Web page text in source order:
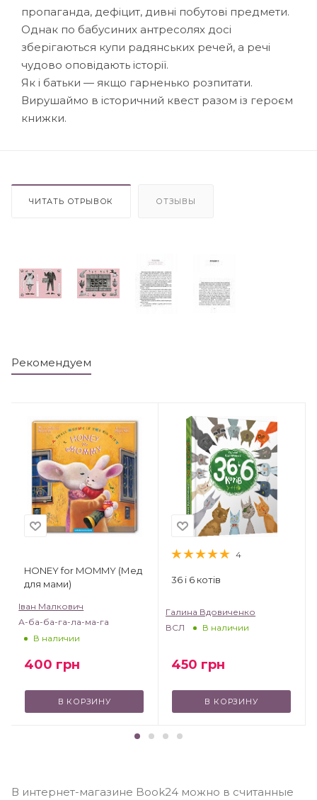
пропаганда, дефіцит, дивні побутові предмети.
Однак по бабусиних антресолях досі
зберігаються купи радянських речей, а речі
чудово оповідають історії.
Як і батьки — якщо гарненько розпитати.
Вирушаймо в історичний квест разом із героєм
книжки.
ЧИТАТЬ ОТРЫВОК ОТЗЫВЫ
Рекомендуем
HONEY for MOMMY (Мед
для мами)
Іван Малкович
А-ба-ба-га-ла-ма-га
В наличии
400 грн
В КОРЗИНУ
4
36 і 6 котів
Галина Вдовиченко
ВСЛ
В наличии
450 грн
В КОРЗИНУ
В интернет-магазине Book24 можно в считанные